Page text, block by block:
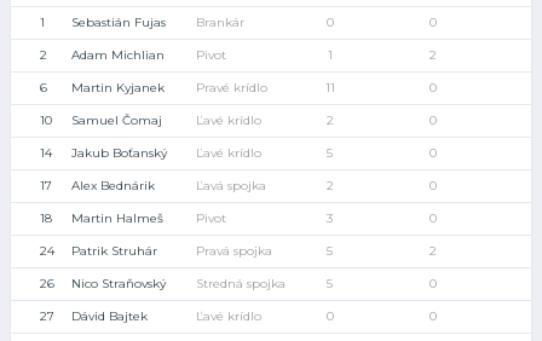
1 Sebastián Fujas Brankár 0 0
2 Adam Michlian Pivot 1 2
6 Martin Kyjanek Pravé krídlo 11 0
10 Samuel Čomaj Ľavé krídlo 2 0
14 Jakub Boťanský Ľavé krídlo 5 0
17 Alex Bednárik Ľavá spojka 2 0
18 Martin Halmeš Pivot 3 0
24 Patrik Struhár Pravá spojka 5 2
26 Nico Straňovský Stredná spojka 5 0
27 Dávid Bajtek Ľavé krídlo 0 0